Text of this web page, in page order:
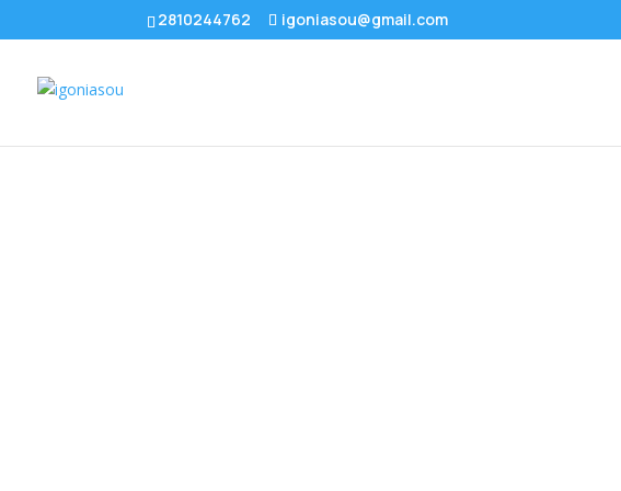
2810244762 igoniasou@gmail.com